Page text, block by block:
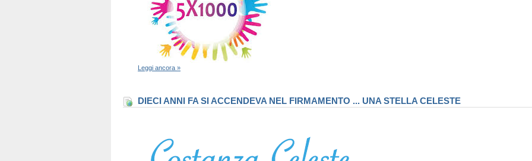
Leggi ancora »
DIECI ANNI FA SI ACCENDEVA NEL FIRMAMENTO ... UNA STELLA CELESTE